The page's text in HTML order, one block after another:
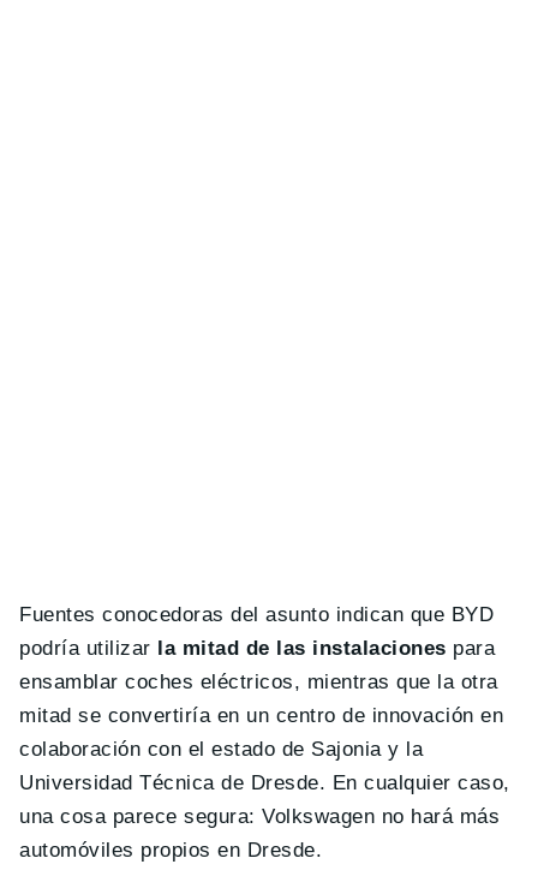
Fuentes conocedoras del asunto indican que BYD
podría utilizar
la mitad de las instalaciones para
ensamblar coches eléctricos, mientras que la otra
mitad se convertiría en un centro de innovación en
colaboración con el estado de Sajonia y la
Universidad Técnica de Dresde. En cualquier caso,
una cosa parece segura: Volkswagen no hará más
automóviles propios en Dresde.